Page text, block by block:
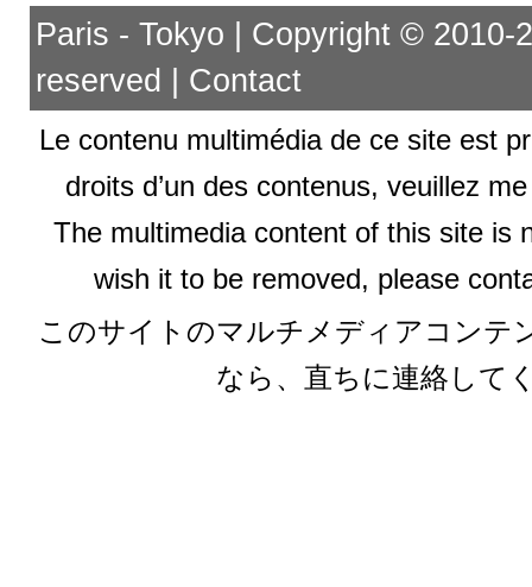
Paris - Tokyo | Copyright ©
reserved | Contact
Le contenu multimédia de ce site est
droits d’un des contenus, veuillez
The multimedia content of this site is
wish it to be removed, please
このサイトのマルチメディアコンテ
なら、直ちに連絡して